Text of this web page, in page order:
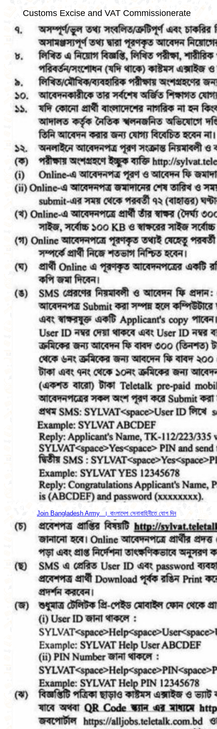
Customs Excise and VAT Commissionerate
Join Bangladesh Army । বাংলাদেশ সেনাবাহিনীতে যোগ দিন